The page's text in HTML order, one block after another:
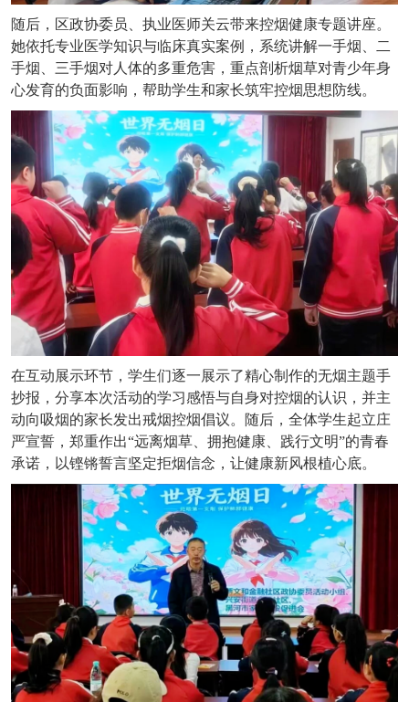
随后，区政协委员、执业医师关云带来控烟健康专题讲座。
她依托专业医学知识与临床真实案例，系统讲解一手烟、二
手烟、三手烟对人体的多重危害，重点剖析烟草对青少年身
心发育的负面影响，帮助学生和家长筑牢控烟思想防线。
在互动展示环节，学生们逐一展示了精心制作的无烟主题手
抄报，分享本次活动的学习感悟与自身对控烟的认识，并主
动向吸烟的家长发出戒烟控烟倡议。随后，全体学生起立庄
严宣誓，郑重作出“远离烟草、拥抱健康、践行文明”的青春
承诺，以铿锵誓言坚定拒烟信念，让健康新风根植心底。